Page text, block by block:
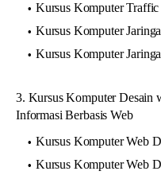
Kursus Komputer
Kursus Komputer
Kursus Komputer
3. Kursus Komputer Desain
Informasi Berbasis Web
Kursus Komputer Web
Kursus Komputer Web